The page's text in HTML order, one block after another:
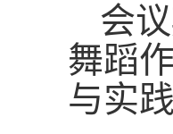
会
舞蹈
与实